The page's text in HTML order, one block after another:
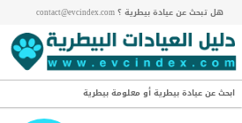
هل تبحث عن عيادة بيطرية ؟ contact@evcindex.com
ابحث عن عيادة بيطرية أو معلومة بيطرية